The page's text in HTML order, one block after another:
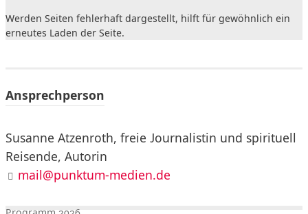
Werden Seiten fehlerhaft dargestellt, hilft für gewöhnlich ein
erneutes Laden der Seite.
Ansprechperson
Susanne Atzenroth, freie Journalistin und spirituell
Reisende, Autorin
mail@punktum-medien.de